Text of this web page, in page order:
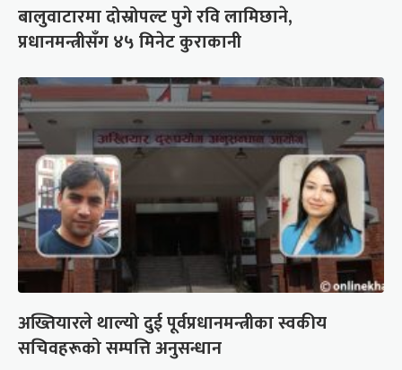
बालुवाटारमा दोस्रोपल्ट पुगे रवि लामिछाने,
प्रधानमन्त्रीसँग ४५ मिनेट कुराकानी
अख्तियारले थाल्यो दुई पूर्वप्रधानमन्त्रीका स्वकीय
सचिवहरूको सम्पत्ति अनुसन्धान